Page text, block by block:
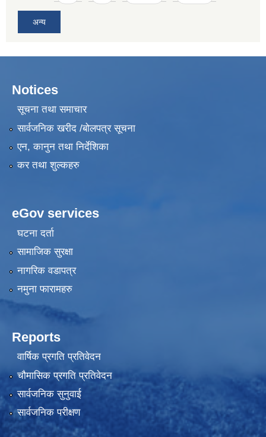
अन्य
Notices
सूचना तथा समाचार
सार्वजनिक खरीद /बोलपत्र सूचना
एन, कानुन तथा निर्देशिका
कर तथा शुल्कहरु
eGov services
घटना दर्ता
सामाजिक सुरक्षा
नागरिक वडापत्र
नमुना फारामहरु
Reports
वार्षिक प्रगति प्रतिवेदन
चौमासिक प्रगति प्रतिवेदन
सार्वजनिक सुनुवाई
सार्वजनिक परीक्षण